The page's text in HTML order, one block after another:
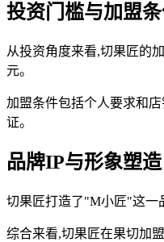
投资门槛与加盟
从投资角度来看,切果匠的
元。
加盟条件包括个人要求和
证。
品牌IP与形象塑造
切果匠打造了"M小匠"这一
综合来看,切果匠在果切加